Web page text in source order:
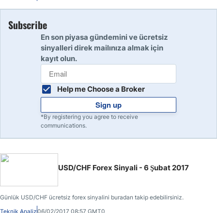
Subscribe
En son piyasa gündemini ve ücretsiz
sinyalleri direk mailınıza almak için
kayıt olun.
Help me Choose a Broker
Sign up
*By registering you agree to receive
communications.
USD/CHF Forex Sinyali - 6 Şubat 2017
Günlük USD/CHF ücretsiz forex sinyalini buradan takip edebilirsiniz.
Teknik Analiz06/02/2017 08:57 GMT0